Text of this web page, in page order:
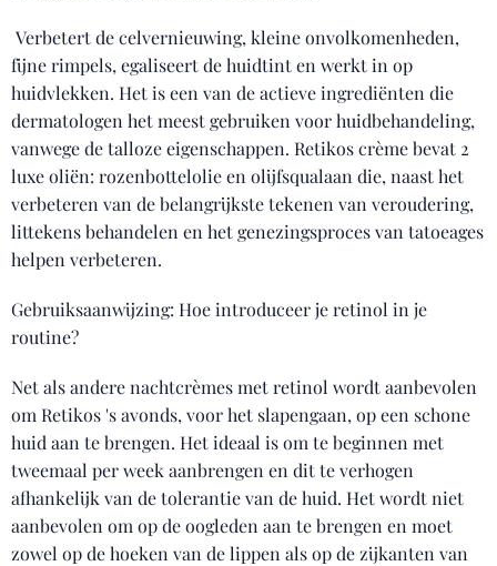
Verbetert de celvernieuwing, kleine onvolkomenheden,
fijne rimpels, egaliseert de huidtint en werkt in op
huidvlekken. Het is een van de actieve ingrediënten die
dermatologen het meest gebruiken voor huidbehandeling,
vanwege de talloze eigenschappen. Retikos crème bevat 2
luxe oliën: rozenbottelolie en olijfsqualaan die, naast het
verbeteren van de belangrijkste tekenen van veroudering,
littekens behandelen en het genezingsproces van tatoeages
helpen verbeteren.
Gebruiksaanwijzing: Hoe introduceer je retinol in je
routine?
Net als andere nachtcrèmes met retinol wordt aanbevolen
om Retikos 's avonds, voor het slapengaan, op een schone
huid aan te brengen. Het ideaal is om te beginnen met
tweemaal per week aanbrengen en dit te verhogen
afhankelijk van de tolerantie van de huid. Het wordt niet
aanbevolen om op de oogleden aan te brengen en moet
zowel op de hoeken van de lippen als op de zijkanten van